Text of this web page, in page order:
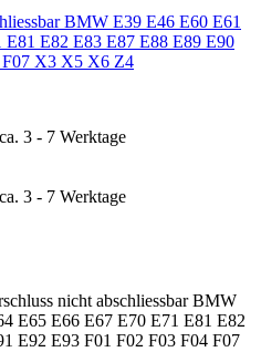
BMW E39 E46 E60 E61
E82 E83 E87 E88 E89 E90
F07 X3 X5 X6 Z4
ca. 3 - 7 Werktage
ca. 3 - 7 Werktage